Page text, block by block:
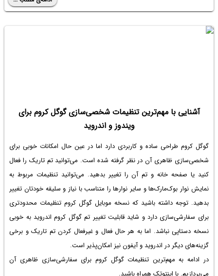
آشنایی با مهم‌ترین تنظیمات شخصی‌سازی گوگل کروم برای
ویندوز و اندروید
گوگل کروم طراحی ساده و کاربردی دارد اما در عین حال امکانات خوبی برای
شخصی‌سازی ظاهری آن در نظر گرفته شده است. می‌توانید تم تاریک را فعال
کنید یا صفحه خانه و تم آن را تغییر بدهید. می‌توانید تنظیمات مربوط به
نمایش نوار بوک‌مارک‌ها و سایر نوارها را متناسب با نیاز و سلیقه خودتان تغییر
بدهید. توجه داشته باشید که نسخه موبایل گوگل کروم تنظیمات محدودتری
برای سفارشی‌سازی دارد و شاید قابلیتتغییر تم گوگل کروم اندروید به خوبی
نسخه دستاپی نباشد. اما به هر حال فعال و غیرفعال کردن تم تاریک و برخی
گزینه‌های دیگر در اندروید و آیفون نیز امکان‌پذیر است.
در ادامه به مهم‌ترین تنظیمات گوگل کروم برای سفارشی‌سازی ظاهری آن
می‌پردازیم. با اینتوتک همراه باشید.